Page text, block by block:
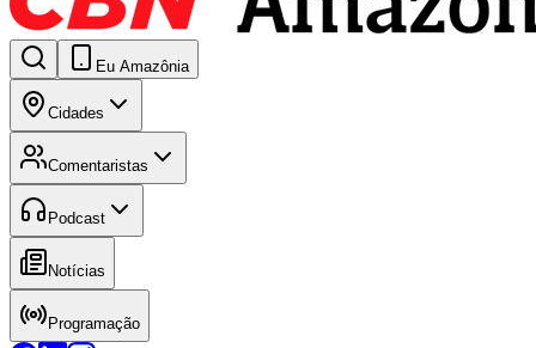
Eu Amazônia
Cidades
Comentaristas
Podcast
Notícias
Programação